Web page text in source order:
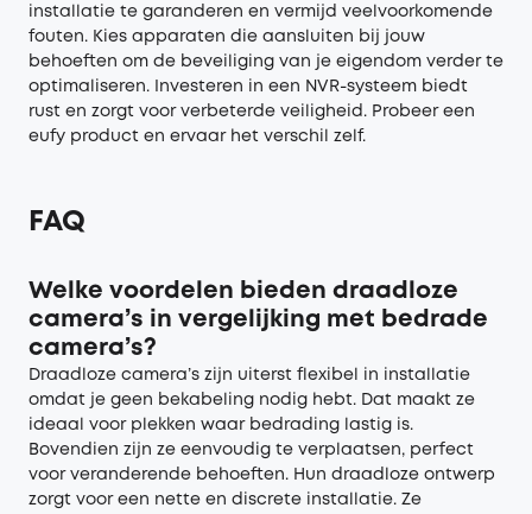
installatie te garanderen en vermijd veelvoorkomende
fouten. Kies apparaten die aansluiten bij jouw
behoeften om de beveiliging van je eigendom verder te
optimaliseren. Investeren in een NVR-systeem biedt
rust en zorgt voor verbeterde veiligheid. Probeer een
eufy product en ervaar het verschil zelf.
FAQ
Welke voordelen bieden draadloze
camera’s in vergelijking met bedrade
camera’s?
Draadloze camera’s zijn uiterst flexibel in installatie
omdat je geen bekabeling nodig hebt. Dat maakt ze
ideaal voor plekken waar bedrading lastig is.
Bovendien zijn ze eenvoudig te verplaatsen, perfect
voor veranderende behoeften. Hun draadloze ontwerp
zorgt voor een nette en discrete installatie. Ze